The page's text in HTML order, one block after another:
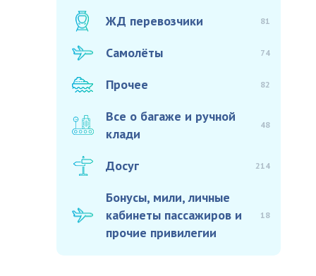
ЖД перевозчики 81
Самолёты 74
Прочее 82
Все о багаже и ручной
клади
48
Досуг 214
Бонусы, мили, личные
кабинеты пассажиров и
прочие привилегии
18